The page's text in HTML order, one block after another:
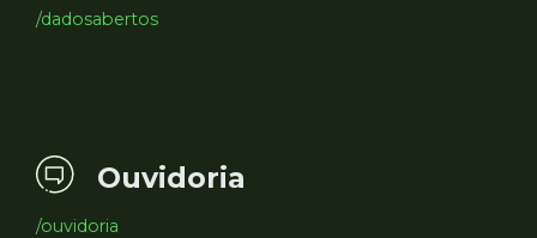
/dadosabertos
Ouvidoria
/ouvidoria